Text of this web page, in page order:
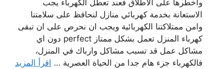
واخطرها على الاطلاق فعند تعطل الكهرباء يجب
الاستعانة بخدمة كهربائي منازل لنحافظ على سلامتنا
وامن ممتلاكتنا الكهربائية ويجب ان نحرص على ان تبقى
كهرباء المنزل تعمل بشكل ممتاز perfect دون اي
مشاكل عمل قد تسبب مشاكل وارباك في المنزل،
فالكهرباء جزء هام جدا من الحياة العصرية … اقرأ المزيد